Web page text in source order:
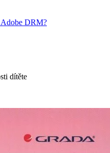
Adobe DRM?
dítěte